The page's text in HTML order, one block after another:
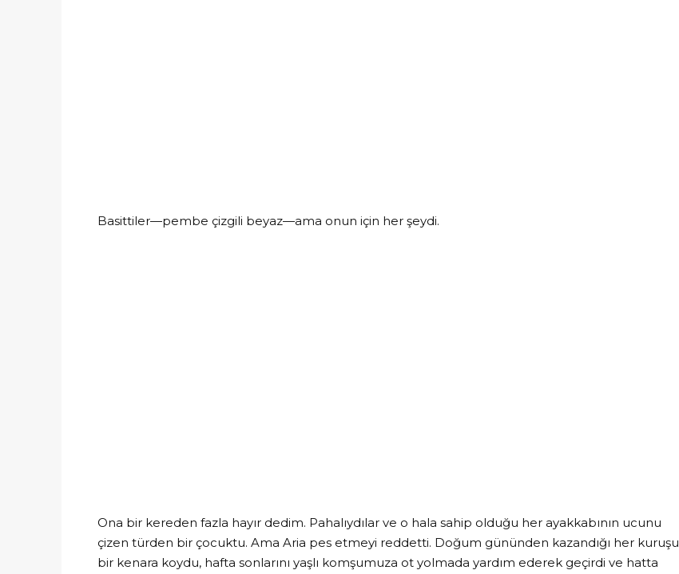
Basittiler—pembe çizgili beyaz—ama onun için her şeydi.
Ona bir kereden fazla hayır dedim. Pahalıydılar ve o hala sahip olduğu her ayakkabının ucunu
çizen türden bir çocuktu. Ama Aria pes etmeyi reddetti. Doğum gününden kazandığı her kuruşu
bir kenara koydu, hafta sonlarını yaşlı komşumuza ot yolmada yardım ederek geçirdi ve hatta